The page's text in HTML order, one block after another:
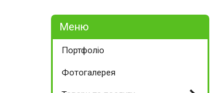
Портфоліо
Фотогалерея